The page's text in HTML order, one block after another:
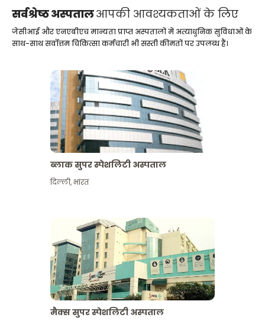
सर्वश्रेष्ठ अस्पतालआपकी आवश्यकताओं के लिए
जेसीआई और एनएबीएच मान्यता प्राप्त अस्पतालों में अत्याधुनिक सुविधाओं के
साथ-साथ सर्वोत्तम चिकित्सा कर्मचारी भी सस्ती कीमतों पर उपलब्ध हैं।
ब्लाक सुपर स्पेशलिटी अस्पताल
दिल्ली,भारत
मैक्स सुपर स्पेशलिटी अस्पताल